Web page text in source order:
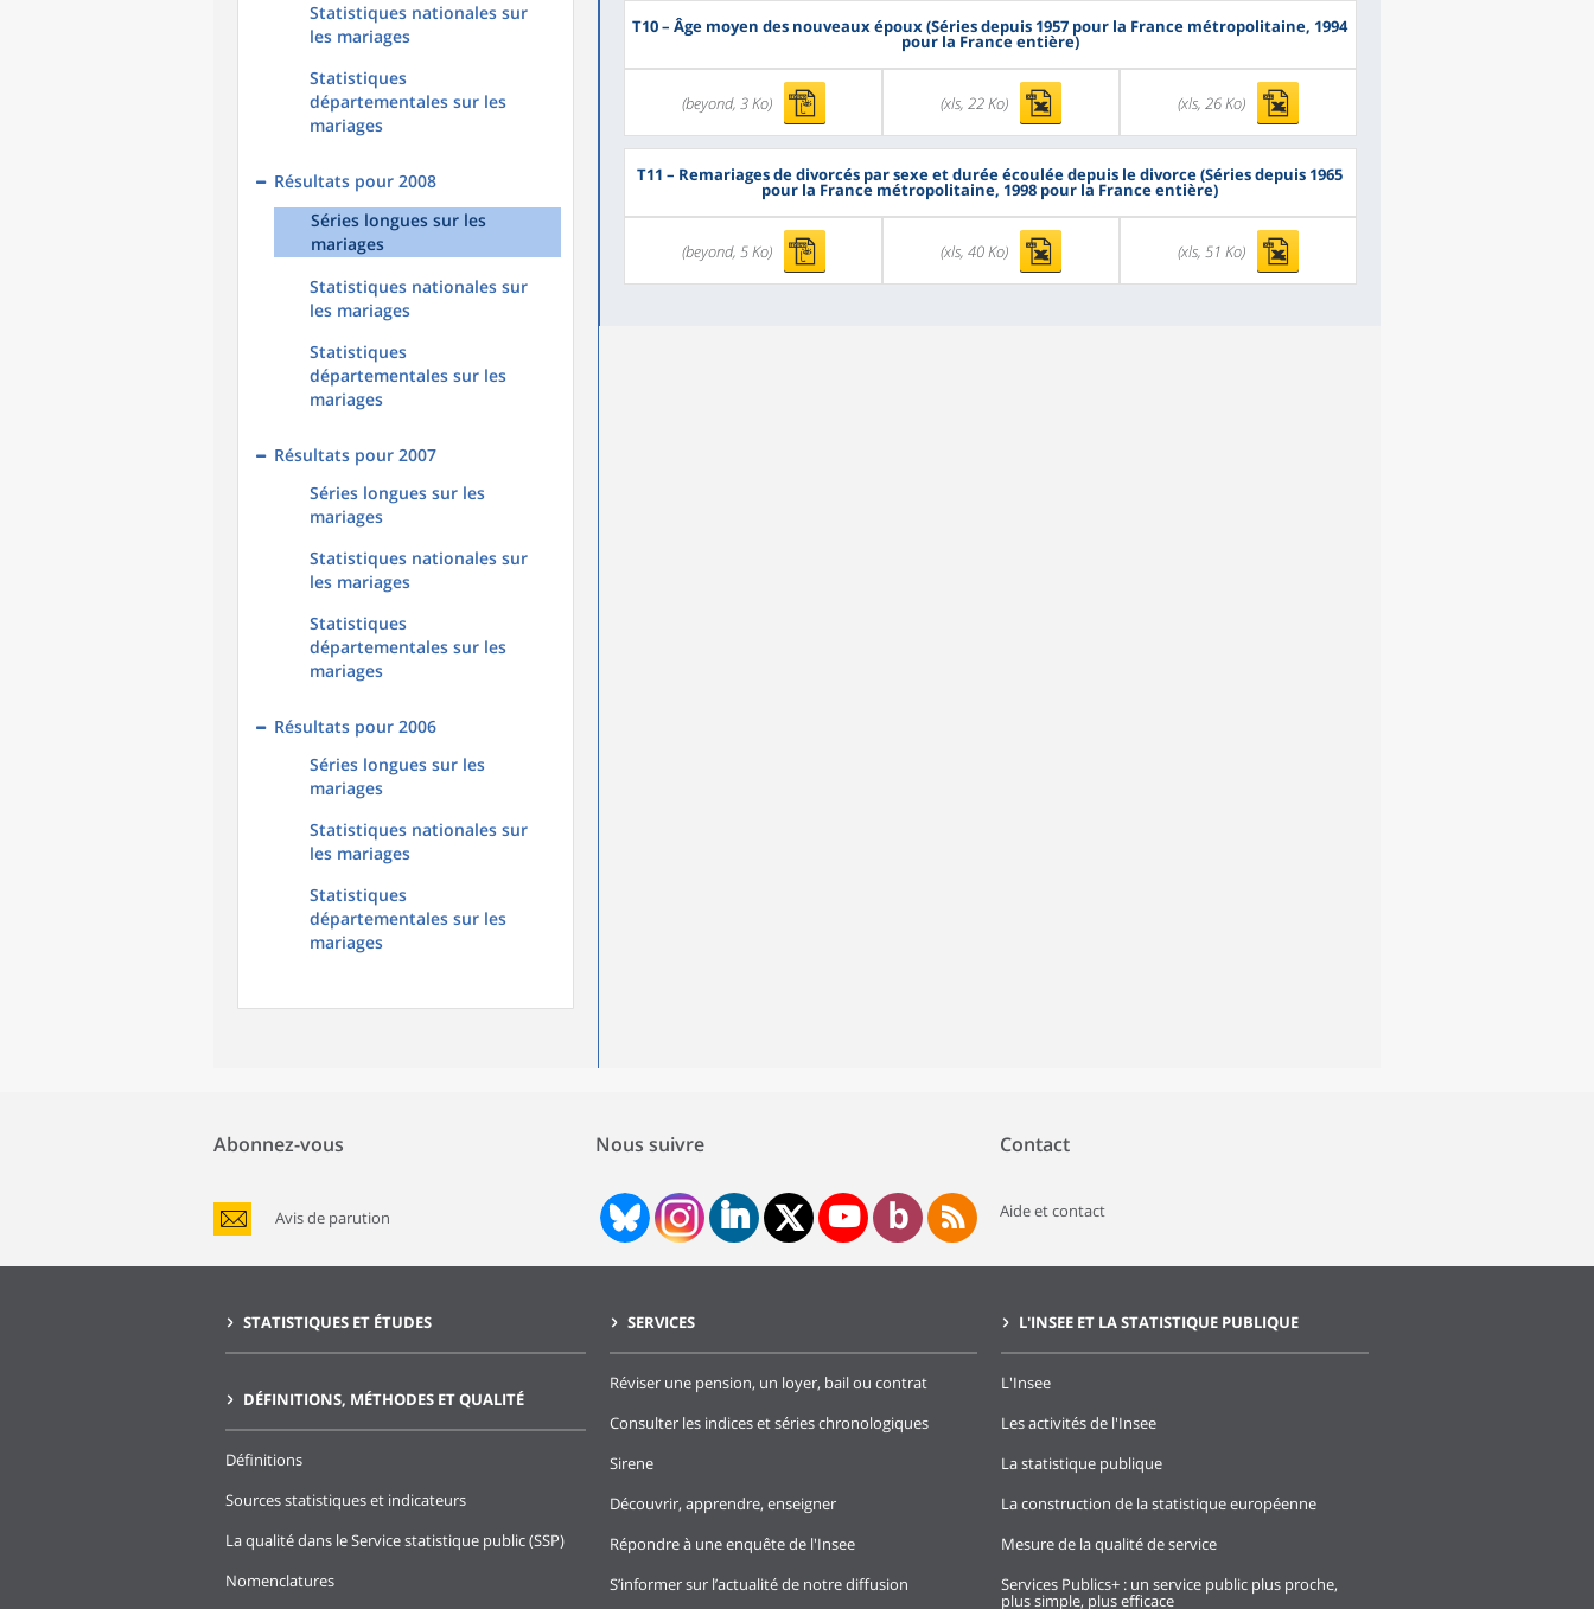
Statistiques nationales sur
les mariages
Statistiques
départementales sur les
mariages
Résultats pour 2008
Séries longues sur les
mariages
Statistiques nationales sur
les mariages
Statistiques
départementales sur les
mariages
Résultats pour 2007
Séries longues sur les
mariages
Statistiques nationales sur
les mariages
Statistiques
départementales sur les
mariages
Résultats pour 2006
Séries longues sur les
mariages
Statistiques nationales sur
les mariages
Statistiques
départementales sur les
mariages
T10– Âge moyen des nouveaux époux (Séries depuis 1957 pour la France métropolitaine, 1994
pour la France entière)
(beyond, 3 Ko) (xls, 22 Ko) (xls, 26 Ko)
T11 – Remariages de divorcés par sexe et durée écoulée depuis le divorce (Séries depuis 1965
pour la France métropolitaine, 1998 pour la France entière)
(beyond, 5 Ko) (xls, 40 Ko) (xls, 51 Ko)
Abonnez-vous
Avis de parution
Nous suivre Contact
Aide et contact
STATISTIQUES ET ÉTUDES
DÉFINITIONS, MÉTHODES ET QUALITÉ
Définitions
Sources statistiques et indicateurs
La qualité dans le Service statistique public (SSP)
Nomenclatures
SERVICES
Réviser une pension, un loyer, bail ou contrat
Consulter les indices et séries chronologiques
Sirene
Découvrir, apprendre, enseigner
Répondre à une enquête de l'Insee
S’informer sur l’actualité de notre diffusion
L'INSEE ET LA STATISTIQUE PUBLIQUE
L'Insee
Les activités de l'Insee
La statistique publique
La construction de la statistique européenne
Mesure de la qualité de service
Services Publics+ : un service public plus proche,
plus simple, plus efficace